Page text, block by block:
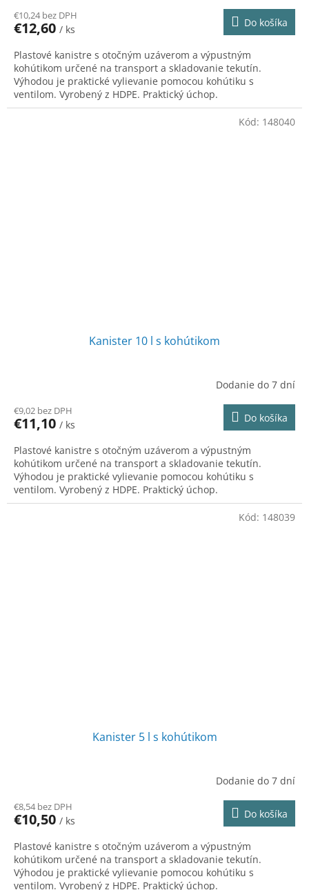
€10,24 bez DPH
€12,60 / ks
Do košíka
Plastové kanistre s otočným uzáverom a výpustným
kohútikom určené na transport a skladovanie tekutín.
Výhodou je praktické vylievanie pomocou kohútiku s
ventilom. Vyrobený z HDPE. Praktický úchop.
Kanister 10 l s kohútikom
Dodanie do 7 dní
€9,02 bez DPH
€11,10 / ks
Do košíka
Plastové kanistre s otočným uzáverom a výpustným
kohútikom určené na transport a skladovanie tekutín.
Výhodou je praktické vylievanie pomocou kohútiku s
ventilom. Vyrobený z HDPE. Praktický úchop.
Kód: 148040
Kanister 5 l s kohútikom
Dodanie do 7 dní
€8,54 bez DPH
€10,50 / ks
Do košíka
Plastové kanistre s otočným uzáverom a výpustným
kohútikom určené na transport a skladovanie tekutín.
Výhodou je praktické vylievanie pomocou kohútiku s
ventilom. Vyrobený z HDPE. Praktický úchop.
Kód: 148039